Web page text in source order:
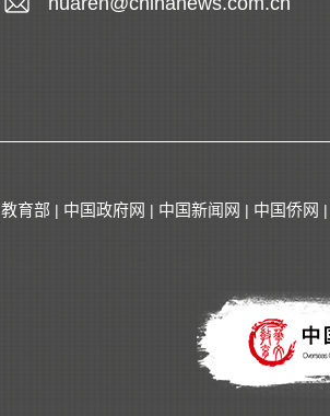
教育部 | 中国政府网 | 中国新闻网 | 中国侨网 |